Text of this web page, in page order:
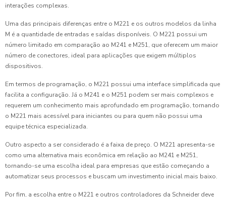
interações complexas.
Uma das principais diferenças entre o M221 e os outros modelos da linha
M é a quantidade de entradas e saídas disponíveis. O M221 possui um
número limitado em comparação ao M241 e M251, que oferecem um maior
número de conectores, ideal para aplicações que exigem múltiplos
dispositivos.
Em termos de programação, o M221 possui uma interface simplificada que
facilita a configuração. Já o M241 e o M251 podem ser mais complexos e
requerem um conhecimento mais aprofundado em programação, tornando
o M221 mais acessível para iniciantes ou para quem não possui uma
equipe técnica especializada.
Outro aspecto a ser considerado é a faixa de preço. O M221 apresenta-se
como uma alternativa mais econômica em relação ao M241 e M251,
tornando-se uma escolha ideal para empresas que estão começando a
automatizar seus processos e buscam um investimento inicial mais baixo.
Por fim, a escolha entre o M221 e outros controladores da Schneider deve